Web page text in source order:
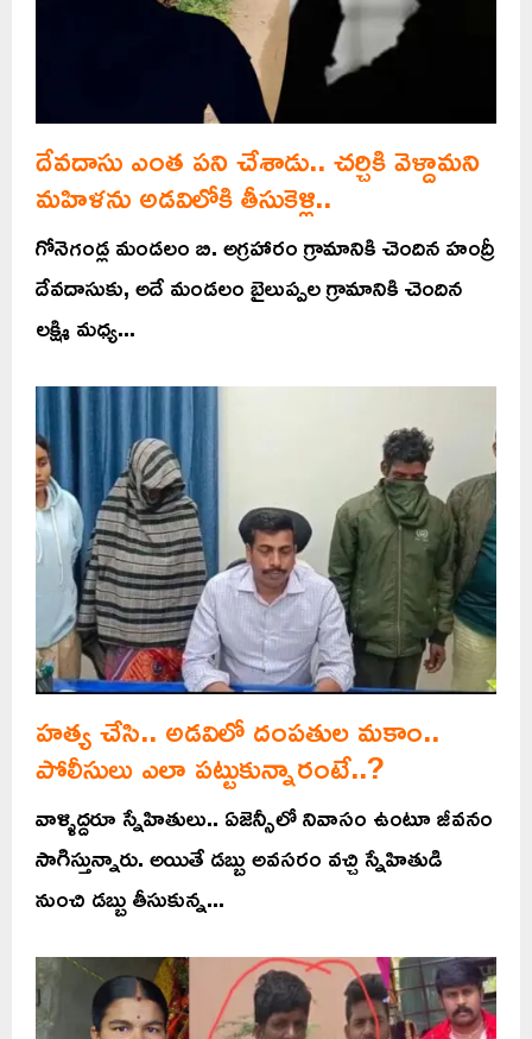
దేవదాసు ఎంత పని చేశాడు.. చర్చికి వెళ్దామని
మహిళను అడవిలోకి తీసుకెళ్లి..
గోనెగండ్ల మండలం బి. అగ్రహారం గ్రామానికి చెందిన హంద్రీ
దేవదాసుకు, అదే మండలం బైలుప్పల గ్రామానికి చెందిన
లక్ష్మి మధ్య...
హత్య చేసి.. అడవిలో దంపతుల మకాం..
పోలీసులు ఎలా పట్టుకున్నారంటే..?
వాళ్ళిద్దరూ స్నేహితులు.. ఏజెన్సీలో నివాసం ఉంటూ జీవనం
సాగిస్తున్నారు. అయితే డబ్బు అవసరం వచ్చి స్నేహితుడి
నుంచి డబ్బు తీసుకున్న...